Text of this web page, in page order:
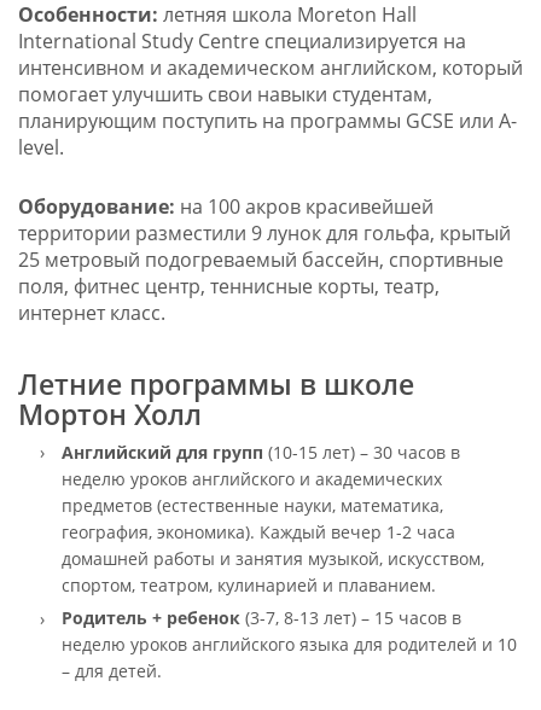
Особенности: летняя школа Moreton Hall
International Study Centre специализируется на
интенсивном и академическом английском, который
помогает улучшить свои навыки студентам,
планирующим поступить на программы GCSE или A-
level.
Оборудование: на 100 акров красивейшей
территории разместили 9 лунок для гольфа, крытый
25 метровый подогреваемый бассейн, спортивные
поля, фитнес центр, теннисные корты, театр,
интернет класс.
Летние программы в школе
Мортон Холл
Английский для групп (10-15 лет) – 30 часов в
неделю уроков английского и академических
предметов (естественные науки, математика,
география, экономика). Каждый вечер 1-2 часа
домашней работы и занятия музыкой, искусством,
спортом, театром, кулинарией и плаванием.
Родитель + ребенок (3-7, 8-13 лет) – 15 часов в
неделю уроков английского языка для родителей и 10
– для детей.